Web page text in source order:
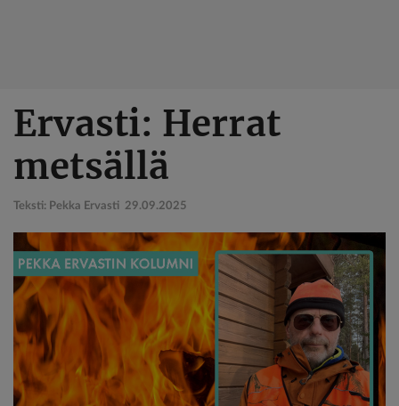
pääsisältöön
Ervasti: Herrat
metsällä
Teksti: Pekka Ervasti 29.09.2025